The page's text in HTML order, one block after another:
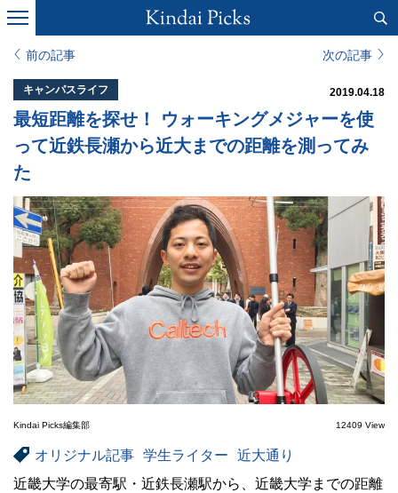
前の記事 次の記事
キャンパスライフ 2019.04.18
最短距離を探せ！ ウォーキングメジャーを使
って近鉄長瀬から近大までの距離を測ってみ
た
Kindai Picks編集部 12409 View
オリジナル記事 学生ライター
近大通り
近畿大学の最寄駅・近鉄長瀬駅から、近畿大学までの距離